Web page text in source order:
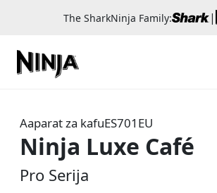
The SharkNinja Family: |
Aaparat za kafuES701EU
Ninja Luxe Café
Pro Serija